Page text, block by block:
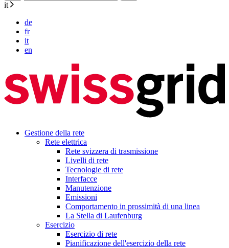
it
de
fr
it
en
Gestione della rete
Rete elettrica
Rete svizzera di trasmissione
Livelli di rete
Tecnologie di rete
Interfacce
Manutenzione
Emissioni
Comportamento in prossimità di una linea
La Stella di Laufenburg
Esercizio
Esercizio di rete
Pianificazione dell'esercizio della rete